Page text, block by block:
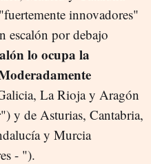
innovadores"
escalón por debajo
lo ocupa la
La Rioja y Aragón
y de Asturias, Cantabria,
y Murcia
- ").